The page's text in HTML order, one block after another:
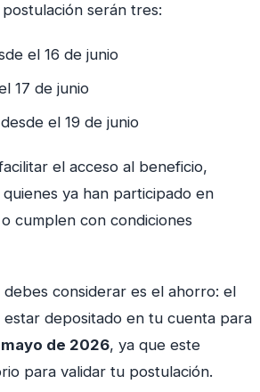
serán tres:
el 16 de junio
17 de junio
desde el 19 de junio
el acceso al beneficio,
ya han participado en
cumplen con condiciones
considerar es el ahorro: el
depositado en tu cuenta para
de 2026, ya que este
para validar tu postulación.